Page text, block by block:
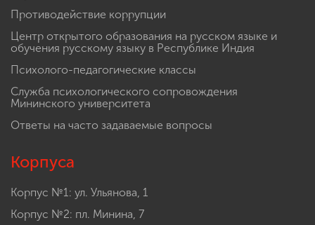
Противодействие коррупции
Центр открытого образования на русском языке и
обучения русскому языку в Республике Индия
Психолого-педагогические классы
Служба психологического сопровождения
Мининского университета
Ответы на часто задаваемые вопросы
Корпуса
Корпус №1: ул. Ульянова, 1
Корпус №2: пл. Минина, 7